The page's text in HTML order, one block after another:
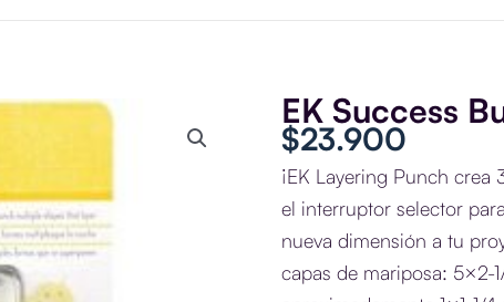
EK Success
$23.900
¡EK Layering Punch
el interruptor selector
nueva dimensión a tu
capas de mariposa: 5×2-